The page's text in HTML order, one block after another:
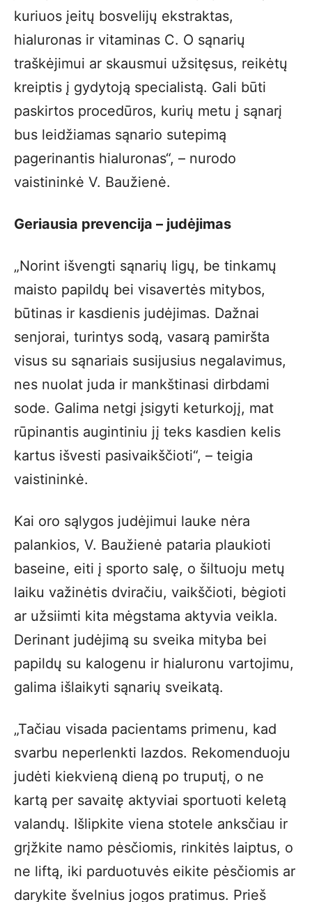
kuriuos įeitų bosvelijų ekstraktas,
hialuronas ir vitaminas C. O sąnarių
traškėjimui ar skausmui užsitęsus, reikėtų
kreiptis į gydytoją specialistą. Gali būti
paskirtos procedūros, kurių metu į sąnarį
bus leidžiamas sąnario sutepimą
pagerinantis hialuronas“, – nurodo
vaistininkė V. Baužienė.
Geriausia prevencija – judėjimas
„Norint išvengti sąnarių ligų, be tinkamų
maisto papildų bei visavertės mitybos,
būtinas ir kasdienis judėjimas. Dažnai
senjorai, turintys sodą, vasarą pamiršta
visus su sąnariais susijusius negalavimus,
nes nuolat juda ir mankštinasi dirbdami
sode. Galima netgi įsigyti keturkojį, mat
rūpinantis augintiniu jį teks kasdien kelis
kartus išvesti pasivaikščioti“, – teigia
vaistininkė.
Kai oro sąlygos judėjimui lauke nėra
palankios, V. Baužienė pataria plaukioti
baseine, eiti į sporto salę, o šiltuoju metų
laiku važinėtis dviračiu, vaikščioti, bėgioti
ar užsiimti kita mėgstama aktyvia veikla.
Derinant judėjimą su sveika mityba bei
papildų su kalogenu ir hialuronu vartojimu,
galima išlaikyti sąnarių sveikatą.
„Tačiau visada pacientams primenu, kad
svarbu neperlenkti lazdos. Rekomenduoju
judėti kiekvieną dieną po truputį, o ne
kartą per savaitę aktyviai sportuoti keletą
valandų. Išlipkite viena stotele anksčiau ir
grįžkite namo pėsčiomis, rinkitės laiptus, o
ne liftą, iki parduotuvės eikite pėsčiomis ar
darykite švelnius jogos pratimus. Prieš